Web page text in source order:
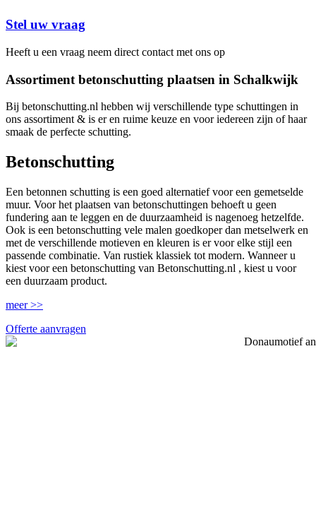
Stel uw vraag
Heeft u een vraag neem direct contact met ons op
Assortiment betonschutting plaatsen in Schalkwijk
Bij betonschutting.nl hebben wij verschillende type schuttingen in
ons assortiment & is er en ruime keuze en voor iedereen zijn of haar
smaak de perfecte schutting.
Betonschutting
Een betonnen schutting is een goed alternatief voor een gemetselde
muur. Voor het plaatsen van betonschuttingen behoeft u geen
fundering aan te leggen en de duurzaamheid is nagenoeg hetzelfde.
Ook is een betonschutting vele malen goedkoper dan metselwerk en
met de verschillende motieven en kleuren is er voor elke stijl een
passende combinatie. Van rustiek klassiek tot modern. Wanneer u
kiest voor een betonschutting van Betonschutting.nl , kiest u voor
een duurzaam product.
meer >>
Offerte aanvragen